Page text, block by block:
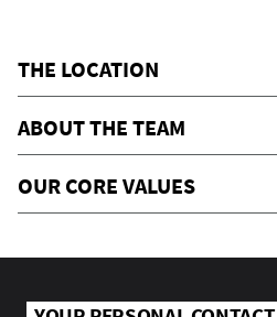
THE LOCATION
ABOUT THE TEAM
OUR CORE VALUES